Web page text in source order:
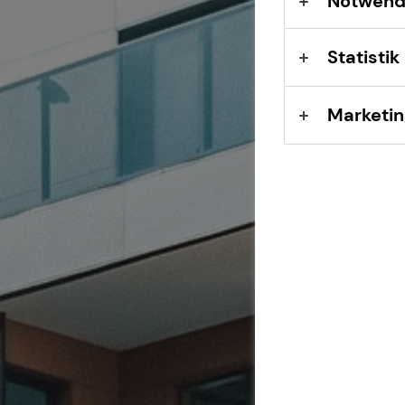
Statistik